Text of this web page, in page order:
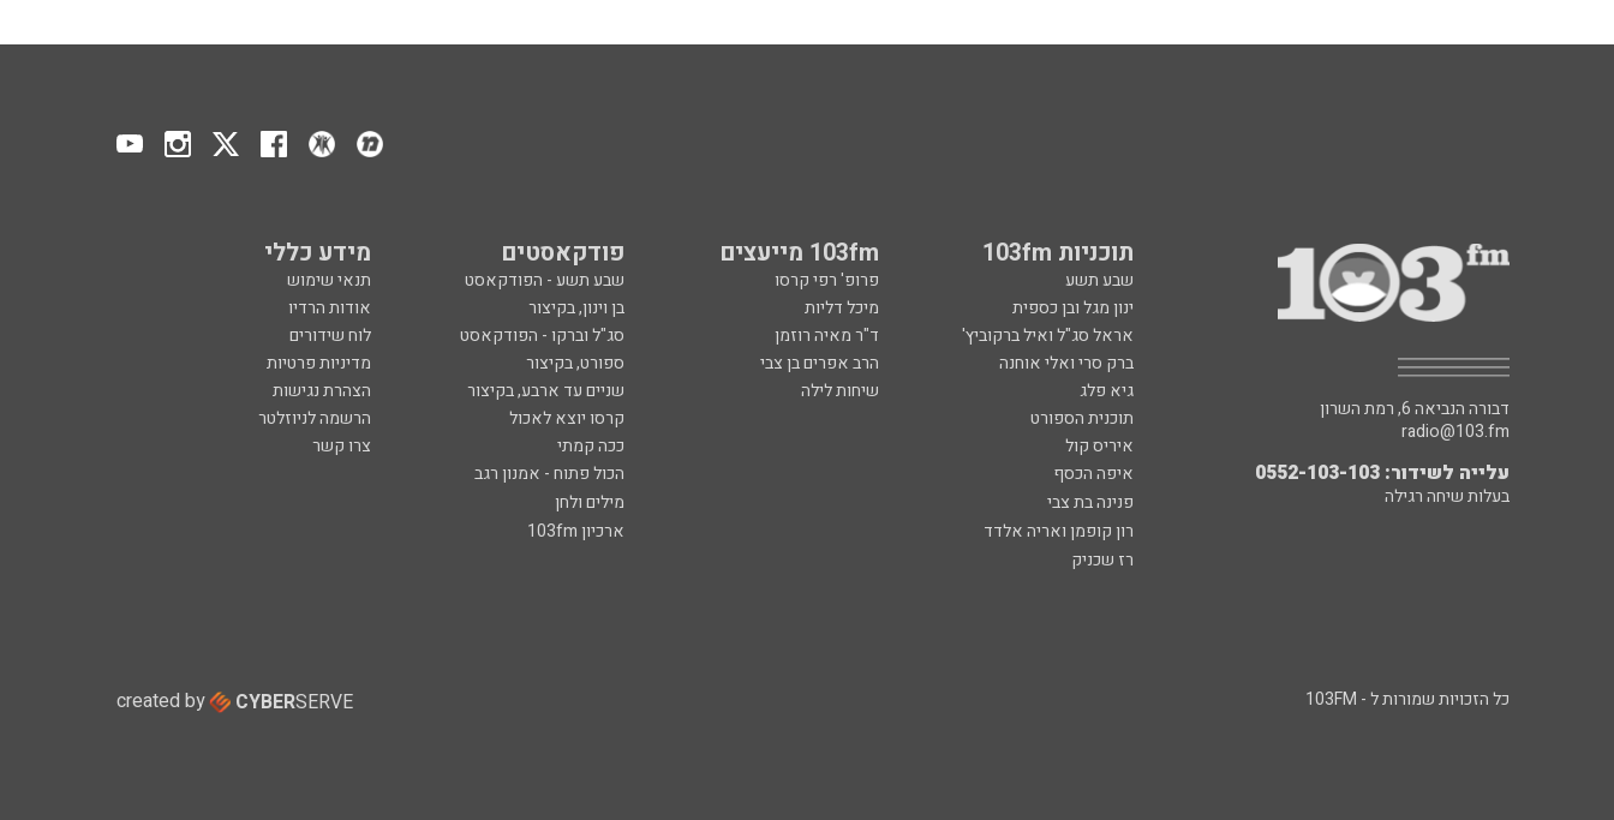
תוכניות 103fm 103fm מייעצים פודקאסטים מידע כללי
שבע תשע פרופ' רפי קרסו שבע תשע - הפודקאסט
תנאי שימוש
ינון מגל ובן כספית
מיכל דליות בן וינון, בקיצור
אודות הרדיו
אראל סג"ל ואיל ברקוביץ'
ד"ר מאיה רוזמן סג"ל וברקו - הפודקאסט
לוח שידורים
ברק סרי ואלי אוחנה
הרב אפרים בן צבי ספורט, בקיצור
מדיניות פרטיות
גיא פלג
שיחות לילה שניים עד ארבע, בקיצור
הצהרת נגישות
תוכנית הספורט
קרסו יוצא לאכול
הרשמה לניוזלטר
איריס קול
ככה קמתי
צרו קשר
איפה הכסף
הכול פתוח - אמנון רגב
פנינה בת צבי
מילים ולחן
רון קופמן ואריה אלדד
ארכיון 103fm
רז שכניק
דבורה הנביאה 6, רמת השרון
radio@103.fm
עלייה לשידור: 0552-103-103
בעלות שיחה רגילה
כל הזכויות שמורות ל - 103FM created by CYBERSERVE